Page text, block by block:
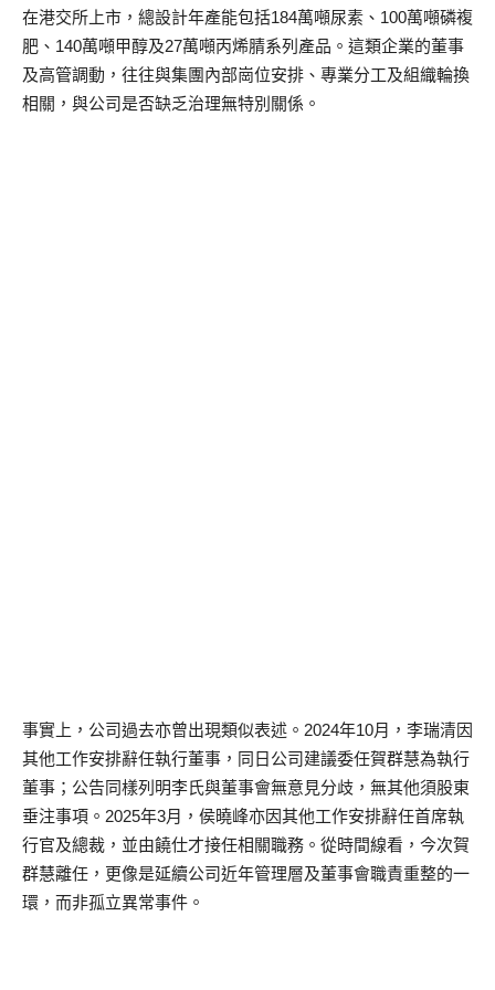
在港交所上市，總設計年產能包括184萬噸尿素、100萬噸磷複
肥、140萬噸甲醇及27萬噸丙烯腈系列產品。這類企業的董事
及高管調動，往往與集團內部崗位安排、專業分工及組織輪換
相關，與公司是否缺乏治理無特別關係。
事實上，公司過去亦曾出現類似表述。2024年10月，李瑞清因
其他工作安排辭任執行董事，同日公司建議委任賀群慧為執行
董事；公告同樣列明李氏與董事會無意見分歧，無其他須股東
垂注事項。2025年3月，侯曉峰亦因其他工作安排辭任首席執
行官及總裁，並由饒仕才接任相關職務。從時間線看，今次賀
群慧離任，更像是延續公司近年管理層及董事會職責重整的一
環，而非孤立異常事件。